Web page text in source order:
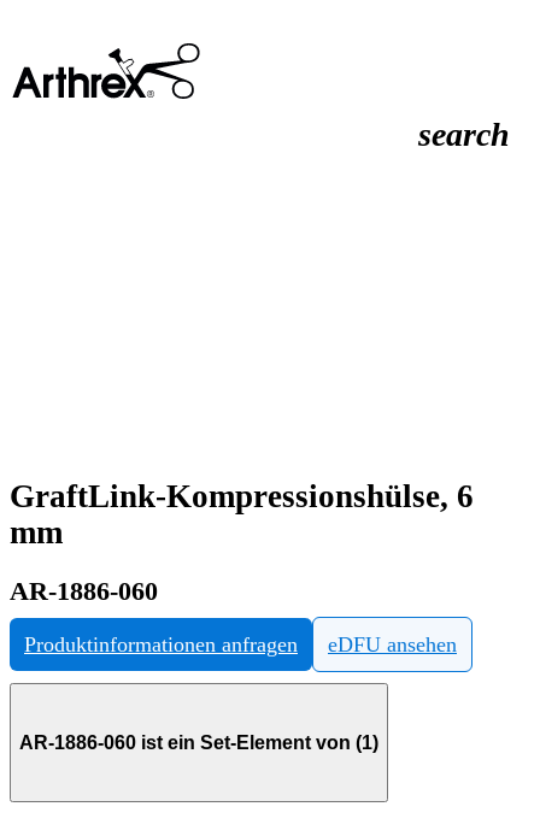
search
GraftLink-Kompressionshülse, 6
mm
AR-1886-060
Produktinformationen anfragen eDFU ansehen
AR-1886-060 ist ein Set-Element von (1)